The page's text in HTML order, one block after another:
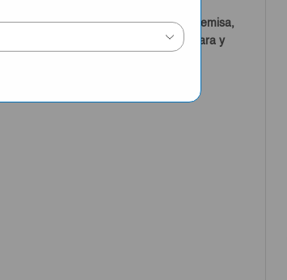
ser entregado en Pinar del Río, Artemisa,
Matanzas, Cienfuegos, Villa Clara y